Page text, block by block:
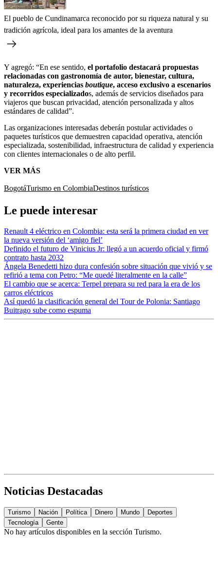
El pueblo de Cundinamarca reconocido por su riqueza natural y su
tradición agrícola, ideal para los amantes de la aventura
Y agregó: “En ese sentido, el portafolio destacará propuestas
relacionadas con gastronomía de autor, bienestar, cultura,
naturaleza, experiencias boutique, acceso exclusivo a escenarios
y recorridos especializados, además de servicios diseñados para
viajeros que buscan privacidad, atención personalizada y altos
estándares de calidad”.
Las organizaciones interesadas deberán postular actividades o
paquetes turísticos que demuestren capacidad operativa, atención
especializada, sostenibilidad, infraestructura de calidad y experiencia
con clientes internacionales o de alto perfil.
VER MÁS
BogotáTurismo en ColombiaDestinos turísticos
Le puede interesar
Renault 4 eléctrico en Colombia: esta será la primera ciudad en ver
la nueva versión del ‘amigo fiel’
Definido el futuro de Vinicius Jr: llegó a un acuerdo oficial y firmó
contrato hasta 2032
Ángela Benedetti hizo dura confesión sobre situación que vivió y se
refirió a tema con Petro: “Me quedé literalmente en la calle”
El cambio que se acerca: Terpel prepara su red para la era de los
carros eléctricos
Así quedó la clasificación general del Tour de Polonia: Santiago
Buitrago sube como espuma
Noticias Destacadas
Turismo Nación Política Dinero Mundo
Deportes
Tecnología
Gente
No hay artículos disponibles en la sección Turismo.